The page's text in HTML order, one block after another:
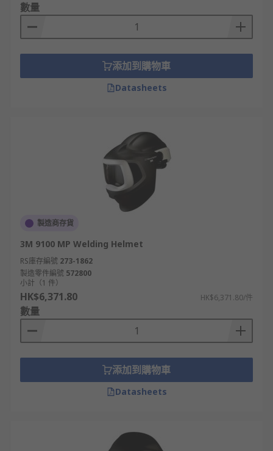
數量
添加到購物車
Datasheets
製造商存貨
3M 9100 MP Welding Helmet
RS庫存編號 273-1862
製造零件編號 572800
小計（1 件）
HK$6,371.80 HK$6,371.80/件
數量
添加到購物車
Datasheets